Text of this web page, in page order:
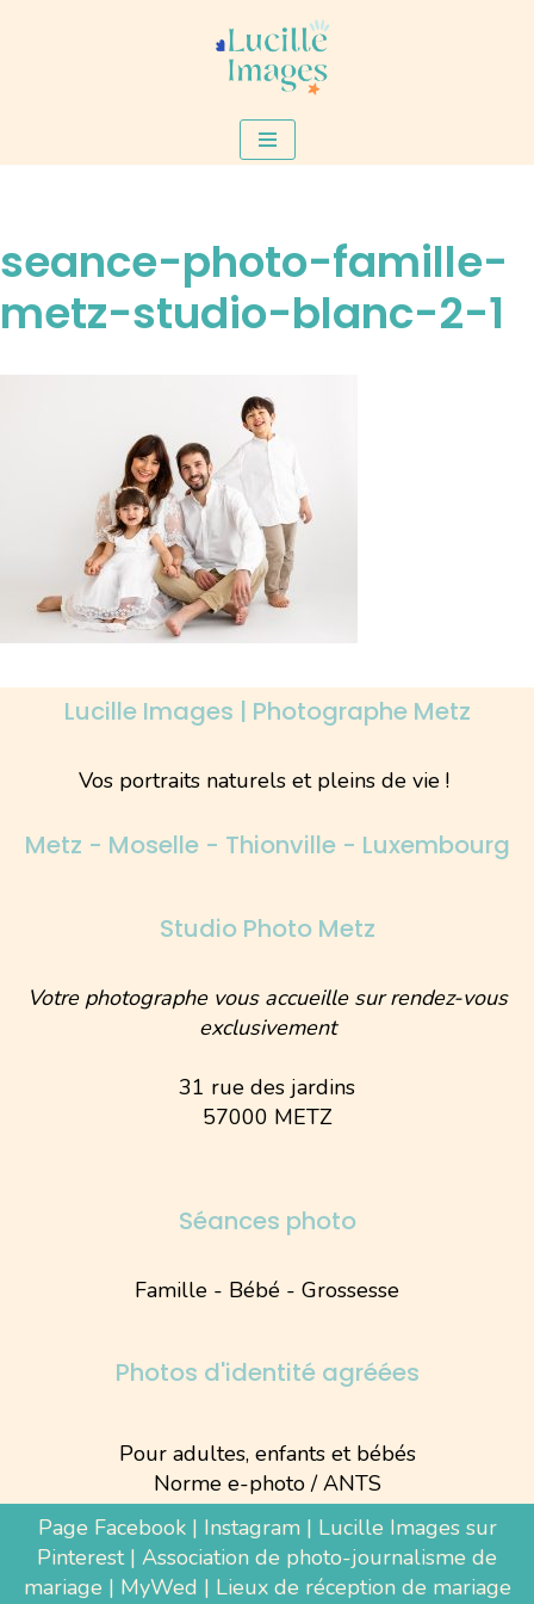
seance-photo-famille-
metz-studio-blanc-2-1
Lucille Images | Photographe Metz
Vos portraits naturels et pleins de vie !
Metz - Moselle - Thionville - Luxembourg
Studio Photo Metz
Votre photographe vous accueille sur rendez-vous
exclusivement
31 rue des jardins
57000 METZ
Séances photo
Famille - Bébé - Grossesse
Photos d'identité agréées
Pour adultes, enfants et bébés
Norme e-photo / ANTS
Page Facebook| Instagram| Lucille Images sur
Pinterest| Association de photo-journalisme de
mariage | MyWed | Lieux de réception de mariage